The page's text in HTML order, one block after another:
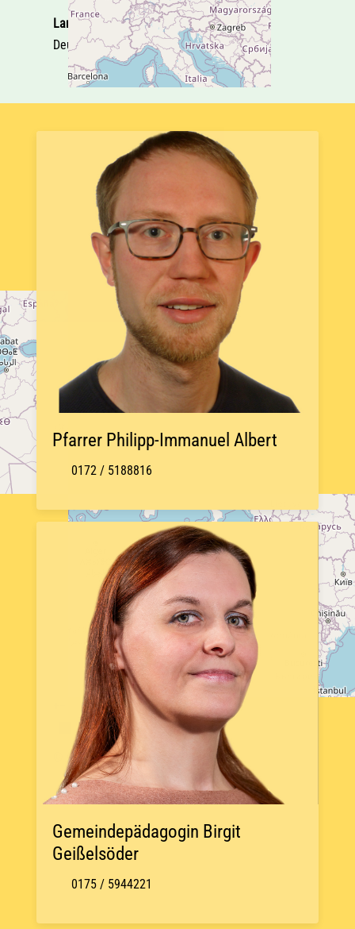
© OpenStreetMap
Land
Deutschland
Pfarrer Philipp-Immanuel Albert
0172 / 5188816
Gemeindepädagogin Birgit
Geißelsöder
0175 / 5944221